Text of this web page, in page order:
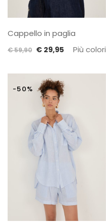
Cappello in paglia
€59,90 Il
originale
era:
€ 59,90.
€ 29,95Il
attuale
è:
€ 29,95.
Più colori
-50%